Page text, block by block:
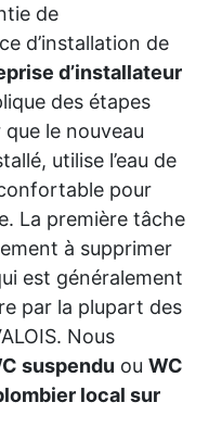
de
d’installation de
d’installateur
des étapes
le nouveau
utilise l’eau de
pour
La première tâche
à supprimer
est généralement
par la plupart des
Nous
suspendu ou WC
local sur